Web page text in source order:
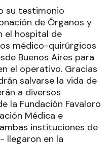
su testimonio
de Órganos y
el hospital de
médico-quirúrgicos
Buenos Aires para
el operativo. Gracias
salvarse la vida de
a diversos
la Fundación Favaloro
Médica e
instituciones de
llegaron en la